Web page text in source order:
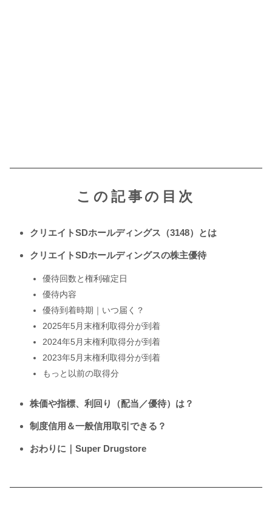
この記事の目次
クリエイトSDホールディングス（3148）とは
クリエイトSDホールディングスの株主優待
優待回数と権利確定日
優待内容
優待到着時期｜いつ届く？
2025年5月末権利取得分が到着
2024年5月末権利取得分が到着
2023年5月末権利取得分が到着
もっと以前の取得分
株価や指標、利回り（配当／優待）は？
制度信用＆一般信用取引できる？
おわりに｜Super Drugstore